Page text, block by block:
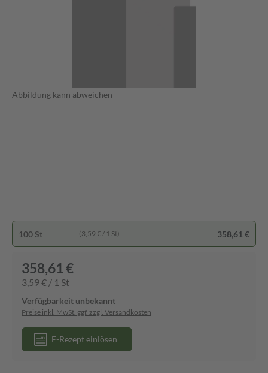
Abbildung kann abweichen
100 St (3,59 € / 1 St) 358,61 €
358,61 €
3,59 € / 1 St
Verfügbarkeit unbekannt
Preise inkl. MwSt. ggf. zzgl. Versandkosten
E-Rezept einlösen